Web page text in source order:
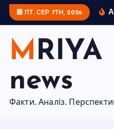
ПТ. СЕР 7TH, 2026
MRIYA
news
Факти. Аналіз.